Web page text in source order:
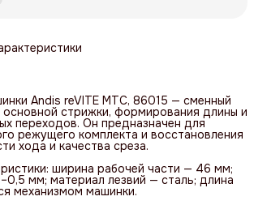
Andis reVITE MTC, 86015 — сменный
стрижки, формирования длины и
переходов. Он предназначен для
режущего комплекта и восстановления
хода и качества среза.
ширина рабочей части — 46 мм;
мм; материал лезвий — сталь; длина
механизмом машинки.